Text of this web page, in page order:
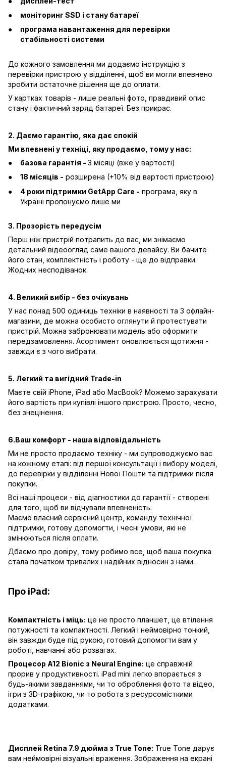
моніторинг SSD і стану батареї
програма навантаження для перевірки
стабільності системи
До кожного замовлення ми додаємо інструкцію з
перевірки пристрою у відділенні, щоб ви могли впевнено
зробити остаточне рішення ще до оплати.
У картках товарів - лише реальні фото, правдивий опис
стану і фактичний заряд батареї. Без прикрас.
2. Даємо гарантію, яка дає спокій
Ми впевнені у техніці, яку продаємо, тому у нас:
базова гарантія - 3 місяці (вже у вартості)
18 місяців - розширена (+10% від вартості пристрою)
4 роки підтримки GetApp Care - програма, яку в
Україні пропонуємо лише ми
3. Прозорість передусім
Перш ніж пристрій потрапить до вас, ми знімаємо
детальний відеоогляд саме вашого девайсу. Ви бачите
його стан, комплектність і роботу - ще до відправки.
Жодних несподіванок.
4. Великий вибір - без очікувань
У нас понад 500 одиниць техніки в наявності та 3 офлайн-
магазини, де можна особисто оглянути й протестувати
пристрій. Можна забронювати модель або оформити
передзамовлення. Асортимент оновлюється щотижня -
завжди є з чого вибрати.
5. Легкий та вигідний Trade-in
Маєте свій iPhone, iPad або MacBook? Можемо зарахувати
його вартість при купівлі іншого пристрою. Просто, чесно,
без знецінення.
6.Ваш комфорт - наша відповідальність
Ми не просто продаємо техніку - ми супроводжуємо вас
на кожному етапі: від першої консультації і вибору моделі,
до перевірки у відділенні Нової Пошти та підтримки після
покупки.
Всі наші процеси - від діагностики до гарантії - створені
для того, щоб ви відчували впевненість.
Маємо власний сервісний центр, команду технічної
підтримки, готову допомогти, і чесні умови, які не
змінюються після оплати.
Дбаємо про довіру, тому робимо все, щоб ваша покупка
стала початком тривалих і надійних відносин з нами.
Про iPad:
Компактність і міць: це не просто планшет, це втілення
потужності та компактності. Легкий і неймовірно тонкий,
він завжди буде під рукою, готовий допомогти вам у
роботі, навчанні або розвагах.
Процесор A12 Bionic з Neural Engine: це справжній
прорив у продуктивності. iPad mini легко впорається з
будь-якими завданнями, чи то оброблення фото та відео,
ігри з 3D-графікою, чи то робота з ресурсомісткими
додатками.
Дисплей Retina 7.9 дюйма з True Tone: True Tone дарує
вам неймовірні візуальні враження. Зображення на екрані